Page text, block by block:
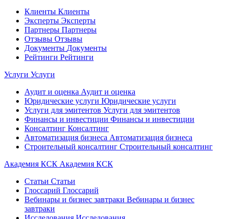
Клиенты Клиенты
Эксперты Эксперты
Партнеры Партнеры
Отзывы Отзывы
Документы Документы
Рейтинги Рейтинги
Услуги Услуги
Аудит и оценка Аудит и оценка
Юридические услуги Юридические услуги
Услуги для эмитентов Услуги для эмитентов
Финансы и инвестиции Финансы и инвестиции
Консалтинг Консалтинг
Автоматизация бизнеса Автоматизация бизнеса
Строительный консалтинг Строительный консалтинг
Академия КСК Академия КСК
Статьи Статьи
Глоссарий Глоссарий
Вебинары и бизнес завтраки Вебинары и бизнес
завтраки